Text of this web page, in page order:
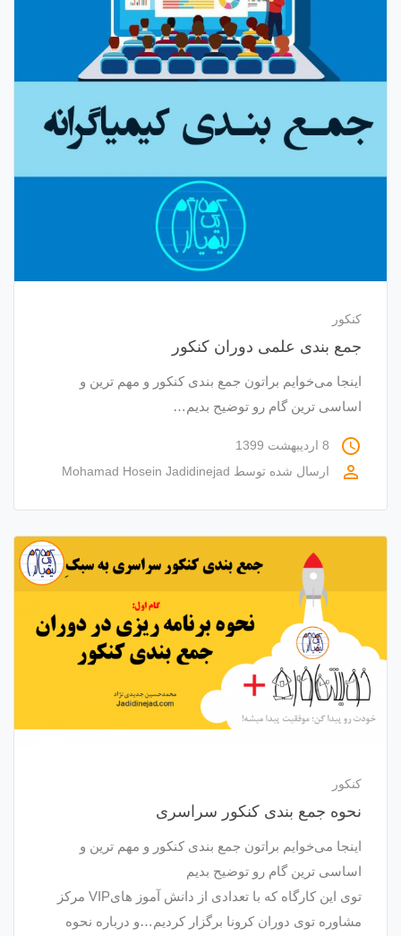
کنکور
جمع بندی علمی دوران کنکور
اینجا می‌خوایم براتون جمع بندی کنکور و مهم ترین و
اساسی ترین گام رو توضیح بدیم…
access_time 8 اردیبهشت 1399
perm_identity ارسال شده توسط Mohamad Hosein Jadidinejad
کنکور
نحوه جمع بندی کنکور سراسری
اینجا می‌خوایم براتون جمع بندی کنکور و مهم ترین و
اساسی ترین گام رو توضیح بدیم
توی این کارگاه که با تعدادی از دانش آموز هایVIP مرکز
مشاوره توی دوران کرونا برگزار کردیم…و درباره نحوه